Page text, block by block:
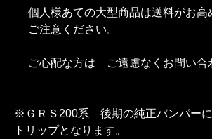
個人様あての大型商品は送料がお高
ご注意ください。
ご心配な方は ご遠慮なくお問い合
※ＧＲＳ200系 後期の純正バンパー
トリップとなります。